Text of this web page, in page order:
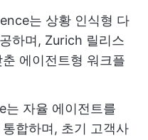
는 상황 인식형 다
하며, Zurich 릴리스
에이전트형 워크플
자율 에이전트를
합하며, 초기 고객사